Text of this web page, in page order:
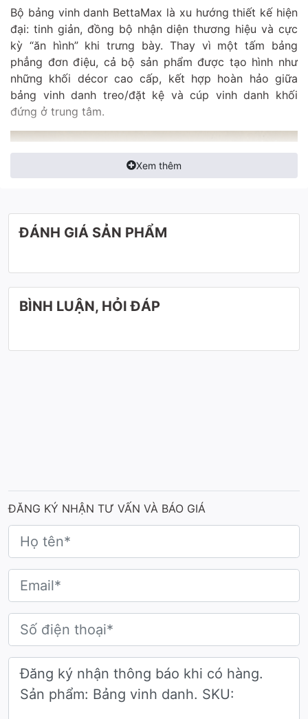
Bộ bảng vinh danh BettaMax là xu hướng thiết kế hiện
đại: tinh giản, đồng bộ nhận diện thương hiệu và cực
kỳ “ăn hình” khi trưng bày. Thay vì một tấm bảng
phẳng đơn điệu, cả bộ sản phẩm được tạo hình như
những khối décor cao cấp, kết hợp hoàn hảo giữa
bảng vinh danh treo/đặt kệ và cúp vinh danh khối
đứng ở trung tâm.
Hai bảng lớn hai bên được chế tác từ kim loại
cao cấp phủ nhám theo dạng bo góc mềm, tạo
nên cảm giác vừa chắc chắn vừa thân thiện.
Ở giữa là cúp vinh danh khối pha lê - điểm nhấn
hoàn thiện cho tổng thể. Thân cúp là khối trong
suốt, bên trong là logo dạng nổi đồng bộ với hai
bảng vinh danh lớn.
Về màu sắc, bộ sản phẩm sử dụng bảng màu
bạc, vàng kết hợp ánh đèn nền ấm, mang lại cảm
Xem thêm
ĐÁNH GIÁ SẢN PHẨM
BÌNH LUẬN, HỎI ĐÁP
ĐĂNG KÝ NHẬN TƯ VẤN VÀ BÁO GIÁ